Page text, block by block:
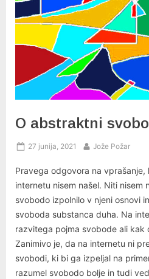
O abstraktni
Posted
27 junija, 2021 By
Jože Požar
Pravega odgovora na vprašanje,
internetu nisem našel. Niti nisem
svobodo izpolnilo v njeni osnovi
svoboda substanca duha. Na
razvitega pojma svobode ali kak
Zanimivo je, da na internetu ni
svobodi, ki bi ga izpeljal na
razumel svobodo bolje in tudi